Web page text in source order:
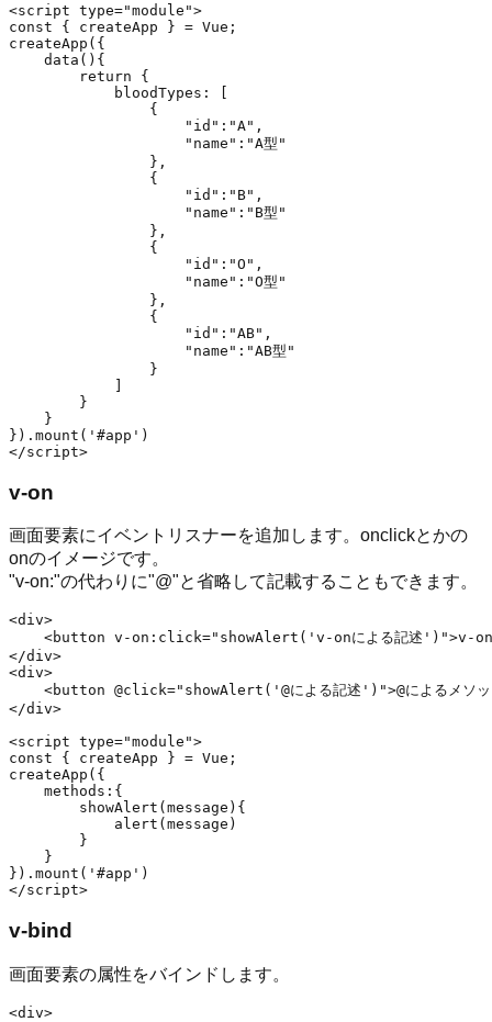
<script type="module">
const { createApp } = Vue;
createApp({
    data(){
        return {
            bloodTypes: [
                {
                    "id":"A",
                    "name":"A型"
                },
                {
                    "id":"B",
                    "name":"B型"
                },
                {
                    "id":"O",
                    "name":"O型"
                },
                {
                    "id":"AB",
                    "name":"AB型"
                }
        }
    }
}).mount('#app')
v-on
画面要素にイベントリスナーを追加します。onclickとかの
onのイメージです。
"v-on:"の代わりに"@"と省略して記載することもできます。
<div>
<button v-on:click="showAlert('v-onによる記述')">v-on
</div>
<div>
<button @click="showAlert('@による記述')">@によるメソ
</div>
<script type="module">
const { createApp } = Vue;
createApp({
    methods:{
        showAlert(message){
            alert(message)
        }
    }
}).mount('#app')
v-bind
画面要素の属性をバインドします。
<div>